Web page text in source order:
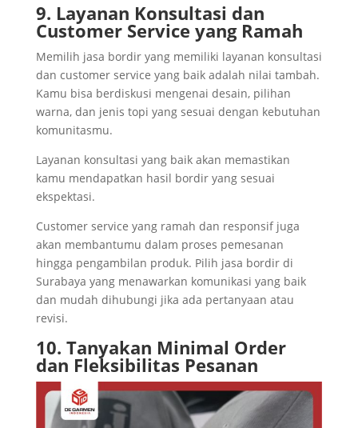
9. Layanan Konsultasi dan
Customer Service yang Ramah
Memilih jasa bordir yang memiliki layanan konsultasi
dan customer service yang baik adalah nilai tambah.
Kamu bisa berdiskusi mengenai desain, pilihan
warna, dan jenis topi yang sesuai dengan kebutuhan
komunitasmu.
Layanan konsultasi yang baik akan memastikan
kamu mendapatkan hasil bordir yang sesuai
ekspektasi.
Customer service yang ramah dan responsif juga
akan membantumu dalam proses pemesanan
hingga pengambilan produk. Pilih jasa bordir di
Surabaya yang menawarkan komunikasi yang baik
dan mudah dihubungi jika ada pertanyaan atau
revisi.
10. Tanyakan Minimal Order
dan Fleksibilitas Pesanan